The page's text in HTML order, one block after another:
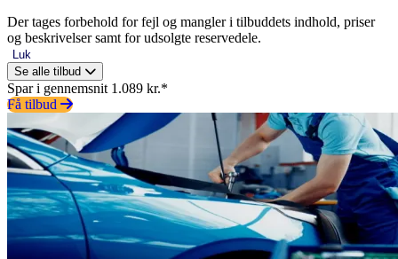
Der tages forbehold for fejl og mangler i tilbuddets indhold, priser
og beskrivelser samt for udsolgte reservedele.
Luk
Se alle tilbud
Spar i gennemsnit 1.089 kr.*
Få tilbud